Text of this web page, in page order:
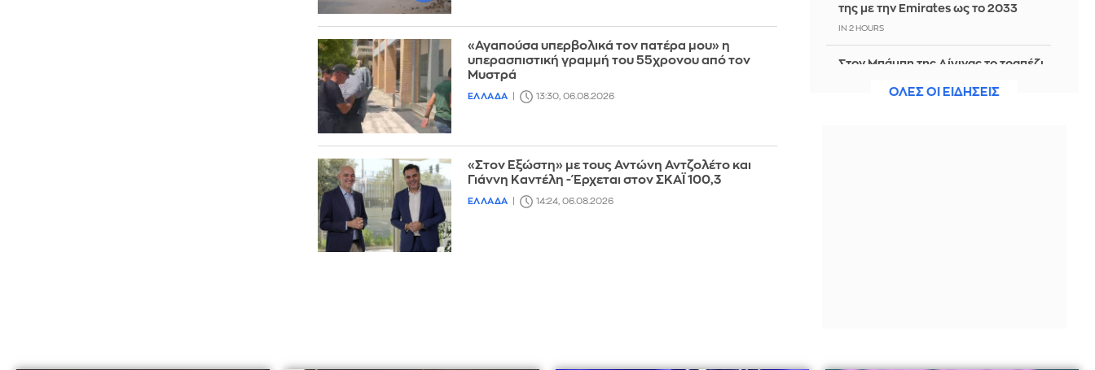
«Αγαπούσα υπερβολικά τον πατέρα μου» η
υπερασπιστική γραμμή του 55χρονου από τον
Μυστρά
ΕΛΛΑΔΑ 13:30, 06.08.2026
«Στον Εξώστη» με τους Αντώνη Αντζολέτο και
Γιάννη Καντέλη - Έρχεται στον ΣΚΑΪ 100,3
ΕΛΛΑΔΑ 14:24, 06.08.2026
της με την Emirates ως το 2033
IN 2 HOURS
Στον Μπάμπη της Αίγινας το τραπέζι
θαλασσινά και φρέσκο ψάρι
ΟΛΕΣ ΟΙ ΕΙΔΗΣΕΙΣ